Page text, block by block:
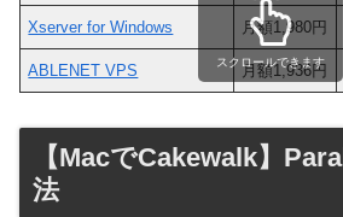
Xserver for Windows 月額1,980円
ABLENET VPS 月額1,936円
スクロールできます
【MacでCakewalk】
法